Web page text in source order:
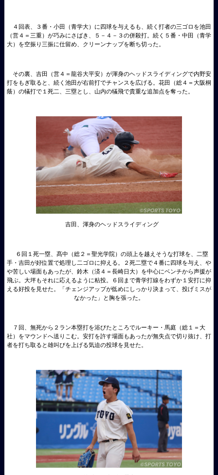
４回表、３番・小田（青学大）に四球を与えるも、続く打者の三ゴロを池田
（営４＝三重）が巧みにさばき、５－４－３の併殺打。続く５番・中田（青学
大）を空振り三振に仕留め、クリーンナップを断ち切った。
その裏、吉田（営４＝龍谷大平安）が渾身のヘッドスライディングで内野安
打をもぎ取ると、続く池田が右前打でチャンスを広げる。花田（総４＝大阪桐
蔭）の犠打で１死二、三塁とし、山内の犠飛で貴重な追加点を奪った。
吉田、渾身のヘッドスライディング
６回１死一塁、髙中（総２＝聖光学院）の頭上を越えそうな打球を、二塁
手・吉田が好位置で処理し二ゴロに抑える。２死二塁で４番に四球を与え、や
や苦しい場面もあったが、鈴木（済４＝長崎日大）を中心にベンチから声援が
飛ぶ。大坪もそれに応えるように粘投。６回まで青学打線をわずか１安打に抑
える好投を見せた。「チェンジアップが低めにしっかり決まって、投げミスが
なかった」と胸を張った。
７回、無死から２ラン本塁打を浴びたところでルーキー・馬庭（総１＝大
社）をマウンドへ送りこむ。安打を許す場面もあったが無失点で切り抜け、打
者を打ち取ると雄叫びを上げる気迫の投球を見せた。